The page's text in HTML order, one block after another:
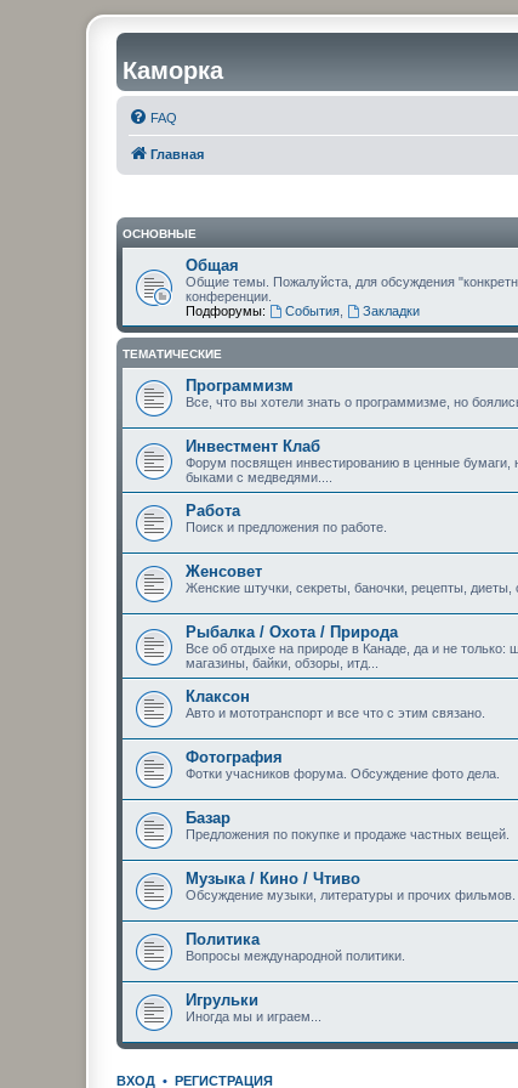
Каморка
FAQ
Главная
ОСНОВНЫЕ
Общая
Общие темы. Пожалуйста, для обсуждения
конференции.
Подфорумы:
События, Закладки
ТЕМАТИЧЕСКИЕ
Программизм
Все, что вы хотели знать о программизме, но
Инвестмент Клаб
Форум посвящен инвестированию в ценные бумаги,
быками с медведями....
Работа
Поиск и предложения по работе.
Женсовет
Женские штучки, секреты, баночки, рецепты, диеты,
Рыбалка / Охота / Природа
Все об отдыхе на природе в Канаде, да и не
магазины, байки, обзоры, итд...
Клаксон
Авто и мототранспорт и все что с этим связано.
Фотография
Фотки учасников форума. Обсуждение фото дела.
Базар
Предложения по покупке и продаже частных вещей.
Музыка / Кино / Чтиво
Обсуждение музыки, литературы и прочих фильмов.
Политика
Вопросы международной политики.
Игрульки
Иногда мы и играем...
ВХОД • РЕГИСТРАЦИЯ